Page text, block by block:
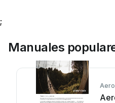
;
Manuales